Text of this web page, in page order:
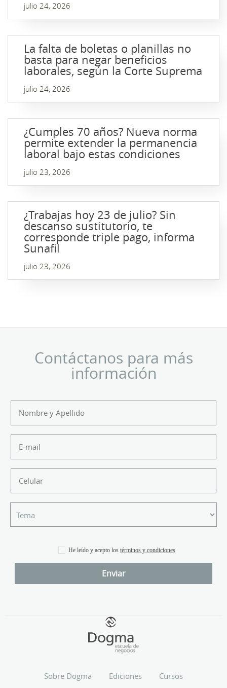
julio 24, 2026
La falta de boletas o planillas no
basta para negar beneficios
laborales, según la Corte Suprema
julio 24, 2026
¿Cumples 70 años? Nueva norma
permite extender la permanencia
laboral bajo estas condiciones
julio 23, 2026
¿Trabajas hoy 23 de julio? Sin
descanso sustitutorio, te
corresponde triple pago, informa
Sunafil
julio 23, 2026
Contáctanos para más
información
He leído y acepto los términos y condiciones
Sobre Dogma Ediciones Cursos